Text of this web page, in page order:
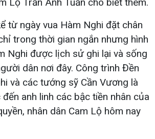
từ ngày vua Hàm Nghi đặt chân
trong thời gian ngắn nhưng hình
Nghi được lịch sử ghi lại và sống
dân nơi đây. Công trình Đền
và các tướng sỹ Cần Vương là
anh linh các bậc tiền nhân của
nhân dân Cam Lộ hôm nay